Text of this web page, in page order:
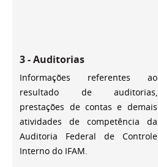
3 - Auditorias
Informações referentes ao
resultado de auditorias,
prestações de contas e demais
atividades de competência da
Auditoria Federal de Controle
Interno do IFAM.